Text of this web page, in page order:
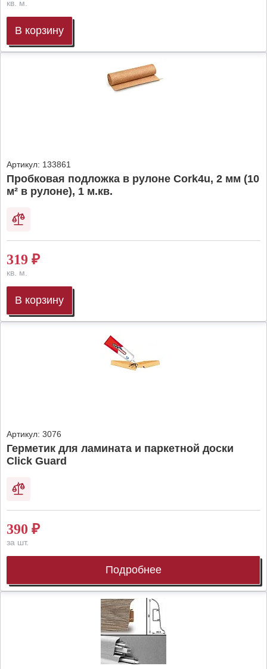
кв. м.
В корзину
Артикул: 133861
Пробковая подложка в рулоне Cork4u, 2 мм (10
м² в рулоне), 1 м.кв.
319 ₽
кв. м.
В корзину
Артикул: 3076
Герметик для ламината и паркетной доски
Click Guard
390 ₽
за шт.
Подробнее